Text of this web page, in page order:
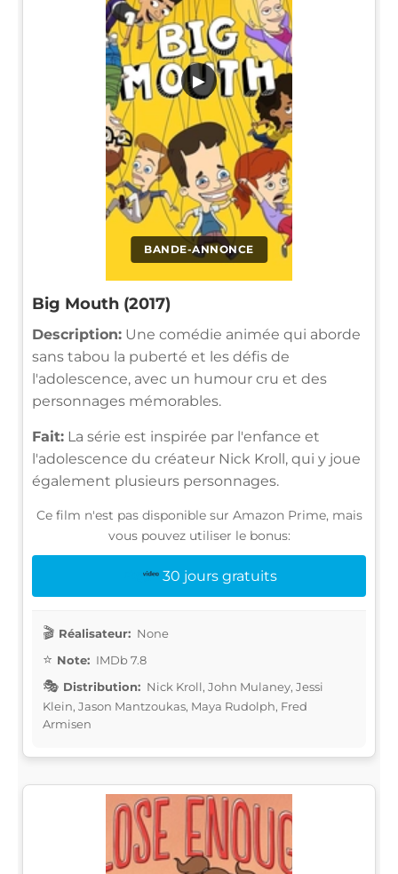
BANDE-ANNONCE
▶
Big Mouth (2017)
Description: Une comédie animée qui aborde
sans tabou la puberté et les défis de
l'adolescence, avec un humour cru et des
personnages mémorables.
Fait: La série est inspirée par l'enfance et
l'adolescence du créateur Nick Kroll, qui y joue
également plusieurs personnages.
Ce film n'est pas disponible sur Amazon Prime, mais
vous pouvez utiliser le bonus:
30 jours gratuits
Réalisateur: None
Note: IMDb 7.8
Distribution: Nick Kroll, John Mulaney, Jessi
Klein, Jason Mantzoukas, Maya Rudolph, Fred
Armisen